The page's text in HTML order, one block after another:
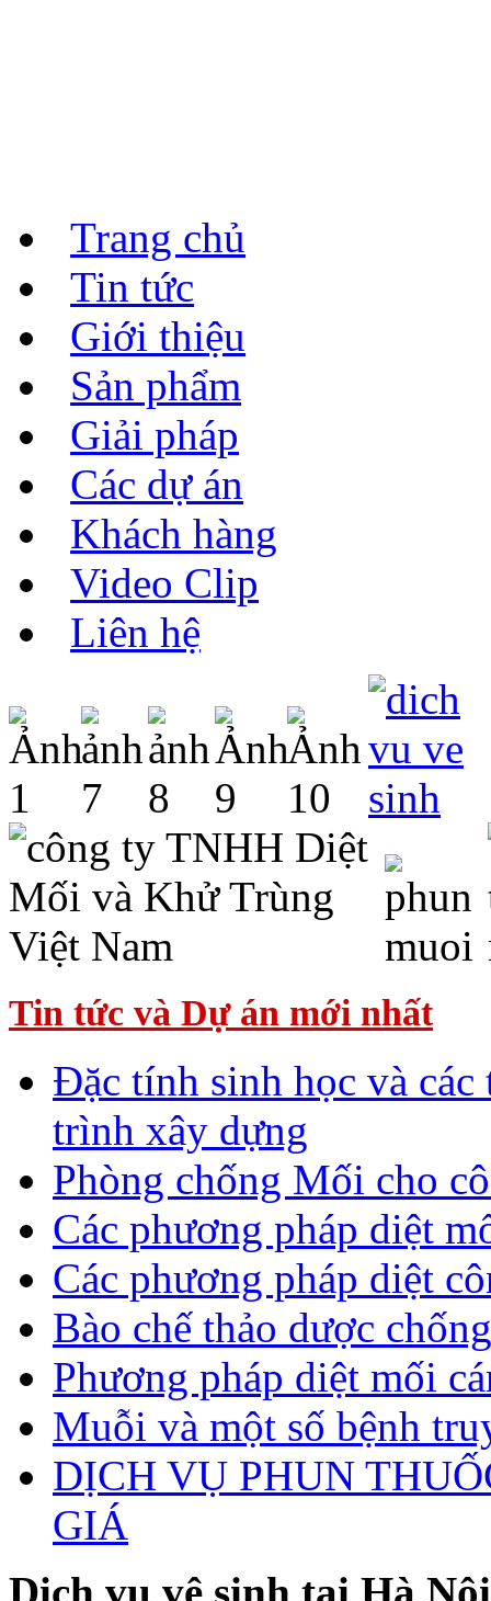
Trang chủ
Tin tức
Giới thiệu
Sản phẩm
Giải pháp
Các dự án
Khách hàng
Video Clip
Liên hệ
Tin tức và Dự án mới nhất
Đặc tính sinh học và
trình xây dựng
Phòng chống Mối cho
Các phương pháp diệt
Các phương pháp diệt
Bào chế thảo dược
Phương pháp diệt mối
Muỗi và một số bệnh
DỊCH VỤ PHUN
GIÁ
Dịch vụ vệ sinh tại Hà